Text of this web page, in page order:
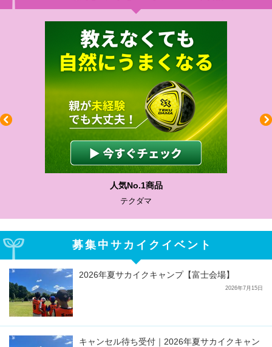
わかりやすい質問に沿って書ける
サカイクサッカーノート
募集中サカイクイベント
2026年夏サカイクキャンプ【富士会場】
2026年7月15日
キャンセル待ち受付｜2026年夏サカイクキャン